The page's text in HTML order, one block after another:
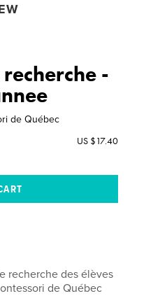
-
de Québec
US $17.40
recherche des élèves
de Québec